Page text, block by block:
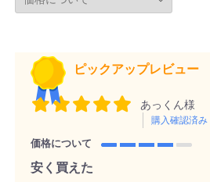
ピックアップレビュー
あっくん様
購入確認済み
価格について
安く買えた